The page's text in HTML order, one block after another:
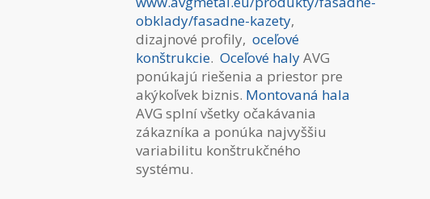
obklady/fasadne-kazety,
dizajnové profily, oceľové
konštrukcie.Oceľové halyAVG
ponúkajú riešenia a priestor pre
akýkoľvek biznis. Montovaná hala
AVG splní všetky očakávania
zákazníka a ponúka najvyššiu
variabilitu konštrukčného
systému.